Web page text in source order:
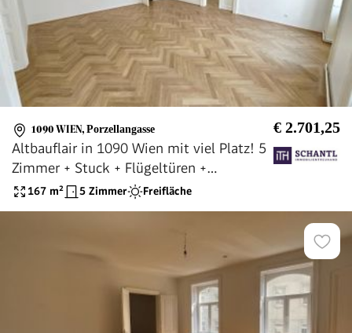
1090 WIEN, Porzellangasse € 2.701,25
Altbauflair in 1090 Wien mit viel Platz! 5
Zimmer + Stuck + Flügeltüren +
Traumhaftes Altbauhaus + Hohe Räume +
167 m² 5 Zimmer Freifläche